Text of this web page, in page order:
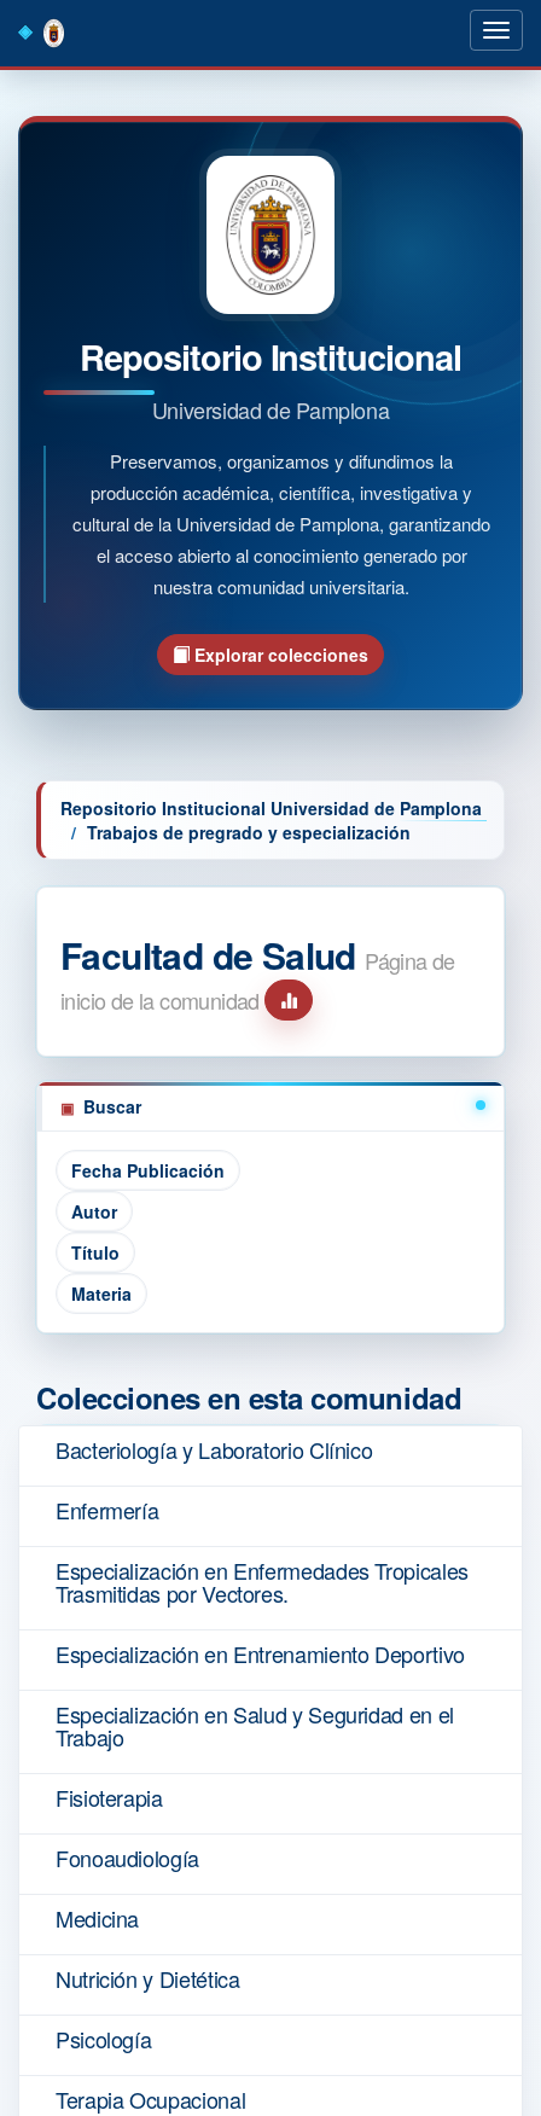
navigation
Repositorio Institucional
Universidad de Pamplona
Preservamos, organizamos y difundimos la
producción académica, científica, investigativa y
cultural de la Universidad de Pamplona, garantizando
el acceso abierto al conocimiento generado por
nuestra comunidad universitaria.
Explorar colecciones
Repositorio Institucional Universidad de Pamplona
Trabajos de pregrado y especialización
Facultad de Salud Página de
inicio de la comunidad
Buscar
Colecciones en esta comunidad
Bacteriología y Laboratorio Clínico
Enfermería
Especialización en Enfermedades Tropicales
Trasmitidas por Vectores.
Especialización en Entrenamiento Deportivo
Especialización en Salud y Seguridad en el
Trabajo
Fisioterapia
Fonoaudiología
Medicina
Nutrición y Dietética
Psicología
Terapia Ocupacional